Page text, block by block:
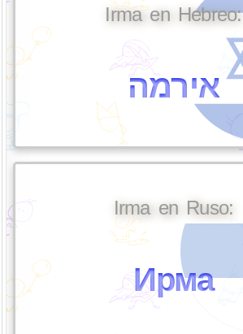
Irma en Hebreo:
אירמה
Irma en Ruso:
Ирма